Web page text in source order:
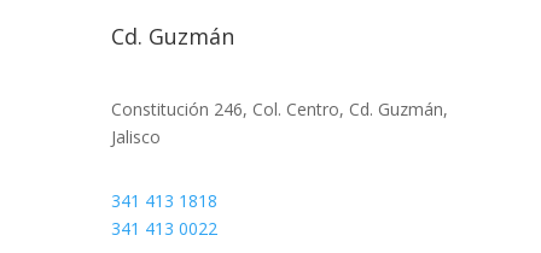
Cd. Guzmán
Constitución 246, Col. Centro, Cd. Guzmán,
Jalisco
341 413 1818
341 413 0022